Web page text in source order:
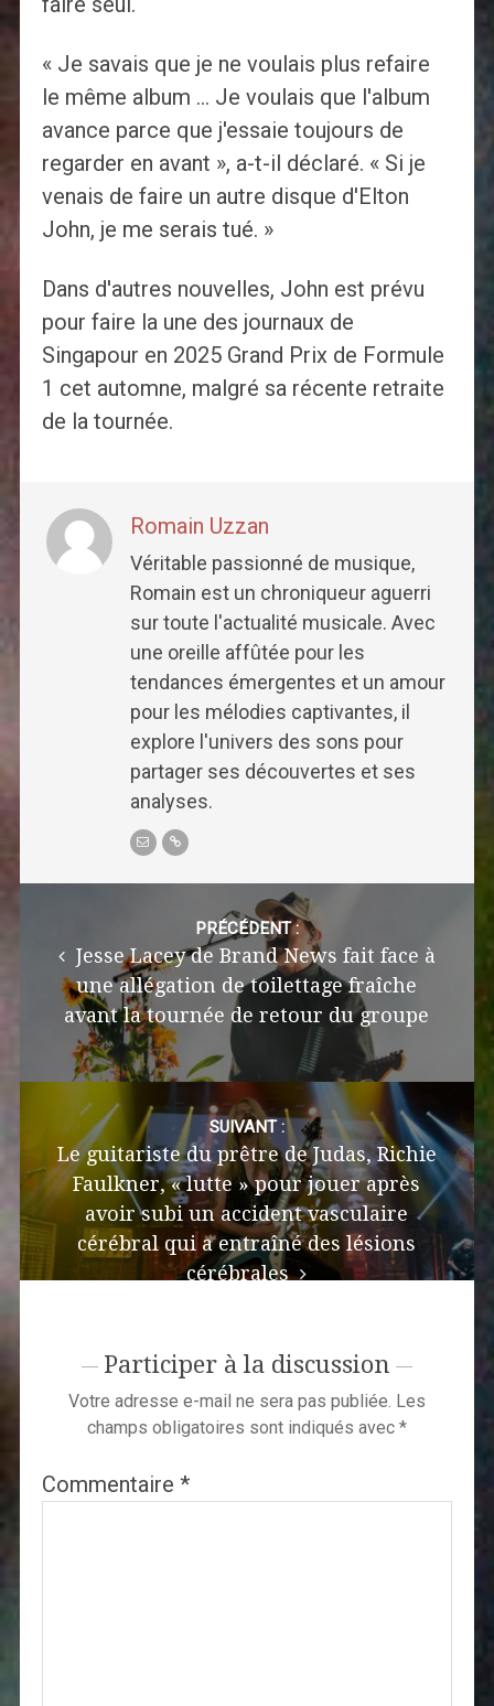
« Je savais que je ne voulais plus refaire
le même album … Je voulais que l'album
avance parce que j'essaie toujours de
regarder en avant », a-t-il déclaré. « Si je
venais de faire un autre disque d'Elton
John, je me serais tué. »
Dans d'autres nouvelles, John est prévu
pour faire la une des journaux de
Singapour en 2025 Grand Prix de Formule
1 cet automne, malgré sa récente retraite
de la tournée.
Romain Uzzan
Véritable passionné de musique,
Romain est un chroniqueur aguerri
sur toute l'actualité musicale. Avec
une oreille affûtée pour les
tendances émergentes et un amour
pour les mélodies captivantes, il
explore l'univers des sons pour
partager ses découvertes et ses
analyses.
PRÉCÉDENT :
Jesse Lacey de Brand News fait face à
une allégation de toilettage fraîche
avant la tournée de retour du groupe
SUIVANT :
Le guitariste du prêtre de Judas, Richie
Faulkner, « lutte » pour jouer après
avoir subi un accident vasculaire
cérébral qui a entraîné des lésions
cérébrales
Participer à la discussion
Votre adresse e-mail ne sera pas publiée. Les
champs obligatoires sont indiqués avec *
Commentaire *